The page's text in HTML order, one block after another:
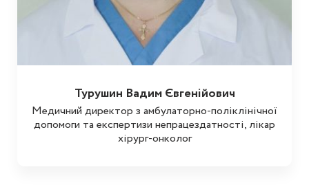
Турушин Вадим Євгенійович
Медичний директор з амбулаторно-поліклінічної
допомоги та експертизи непрацездатності, лікар
хірург-онколог